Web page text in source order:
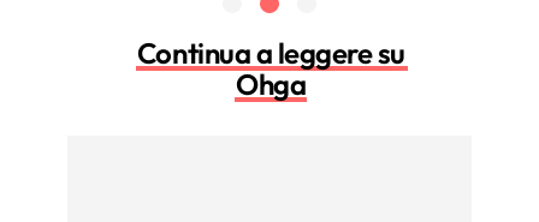
Continua a leggere su
Ohga